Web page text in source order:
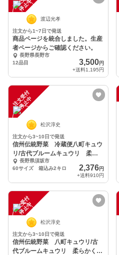
中
渡辺光孝
注文から1~7日で発送
商品ページを統合しました。生産
者ページからご確認ください。
長野県長野市
12品目
3,500円
+送料1,195円
注
文
受
付
停
止
中
松沢淳史
注文から3~10日で発送
信州伝統野菜 冷蔵便八町キュウ
リ/古代ブルームキュウリ 柔ら
かく 太くて短い
長野県須坂市
60サイズ 箱込み2キロ
2,376円
+送料910円
注
文
受
付
停
止
中
松沢淳史
注文から3~10日で発送
信州伝統野菜 八町キュウリ/古
代ブルームキュウリ 柔らかく